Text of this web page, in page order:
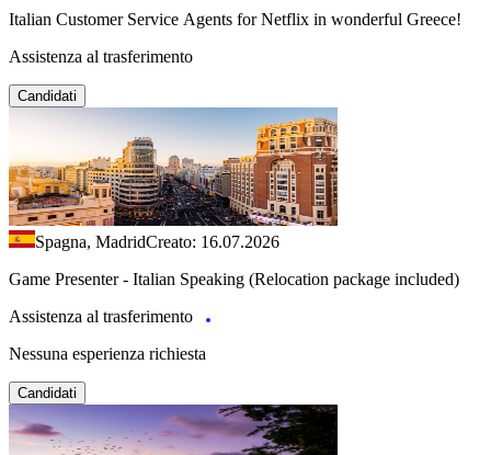
Italian Customer Service Agents for Netflix in wonderful Greece!
Assistenza al trasferimento
Candidati
Spagna, MadridCreato: 16.07.2026
Game Presenter - Italian Speaking (Relocation package included)
Assistenza al trasferimento
Nessuna esperienza richiesta
Candidati